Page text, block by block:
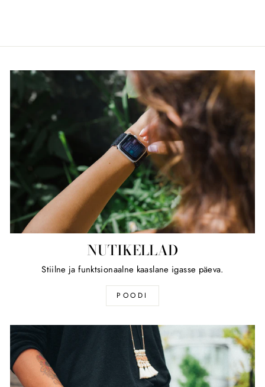
NUTIKELLAD
Stiilne ja funktsionaalne kaaslane igasse päeva.
POODI